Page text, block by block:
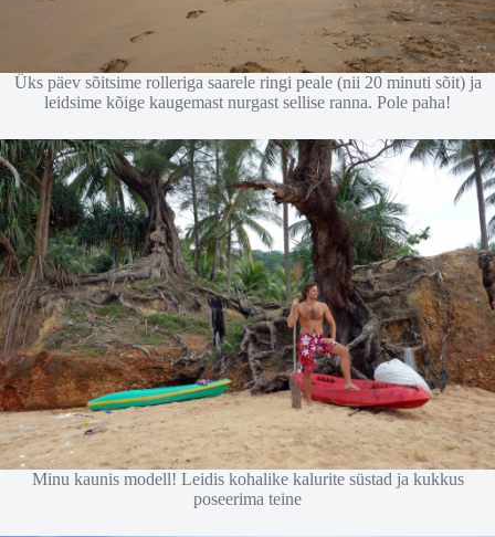
Üks päev sõitsime rolleriga saarele ringi peale (nii 20 minuti sõit) ja
leidsime kõige kaugemast nurgast sellise ranna. Pole paha!
Minu kaunis modell! Leidis kohalike kalurite süstad ja kukkus
poseerima teine